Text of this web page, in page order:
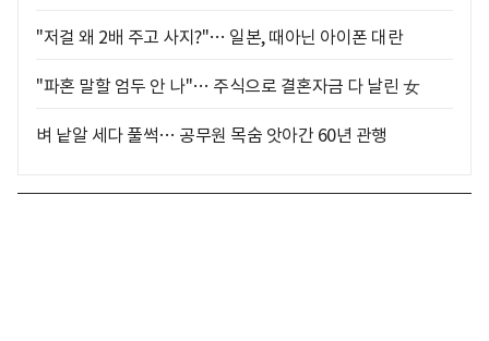
"저걸 왜 2배 주고 사지?"… 일본, 때아닌 아이폰 대란
"파혼 말할 엄두 안 나"… 주식으로 결혼자금 다 날린 女
벼 낱알 세다 풀썩… 공무원 목숨 앗아간 60년 관행